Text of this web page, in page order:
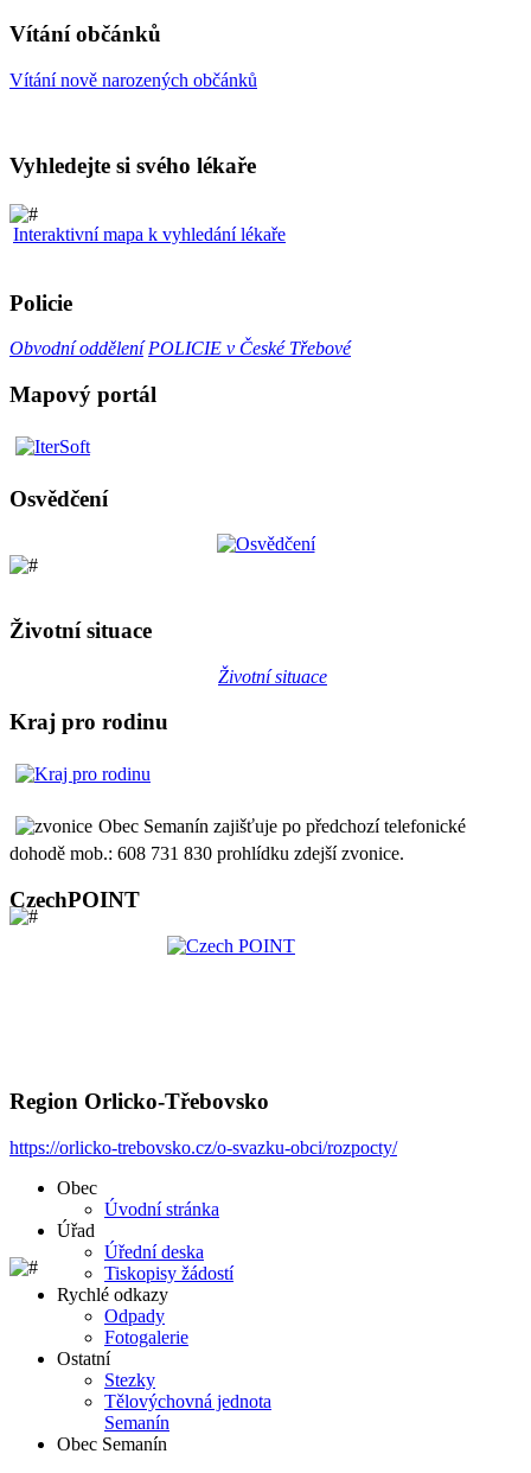
Vítání občánků
Vítání nově narozených občánků
Vyhledejte si svého lékaře
Interaktivní mapa k vyhledání lékaře
Policie
Obvodní oddělení POLICIE v České Třebové
Mapový portál
Osvědčení
Životní situace
Životní situace
Kraj pro rodinu
Obec Semanín zajišťuje po předchozí telefonické
dohodě mob.: 608 731 830 prohlídku zdejší zvonice.
CzechPOINT
Region Orlicko-Třebovsko
https://orlicko-trebovsko.cz/o-svazku-obci/rozpocty/
Obec
Úvodní stránka
Úřad
Úřední deska
Tiskopisy žádostí
Rychlé odkazy
Odpady
Fotogalerie
Ostatní
Stezky
Tělovýchovná jednota
Semanín
Obec Semanín